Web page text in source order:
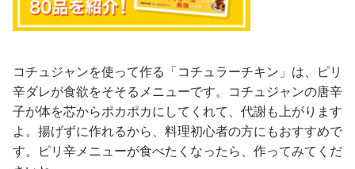
コチュジャンを使って作る「コチュラーチキン」は、ピリ
辛ダレが食欲をそそるメニューです。コチュジャンの唐辛
子が体を芯からポカポカにしてくれて、代謝も上がります
よ。揚げずに作れるから、料理初心者の方にもおすすめで
す。ピリ辛メニューが食べたくなったら、作ってみてくだ